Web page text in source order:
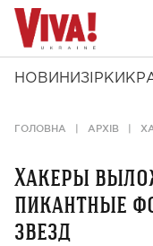
НОВИНИ ЗІРКИ
ГОЛОВНА АРХІВ
Хакеры
пикантные
звезд